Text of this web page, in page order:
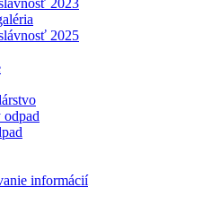
2023
2025
informácií